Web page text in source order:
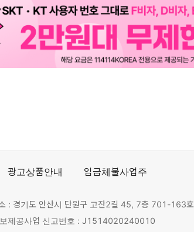
광고상품안내 임금체불사업주
: 경기도 안산시 단원구 고잔2길 45, 7층 701-163호
보제공사업 신고번호 : J1514020240010